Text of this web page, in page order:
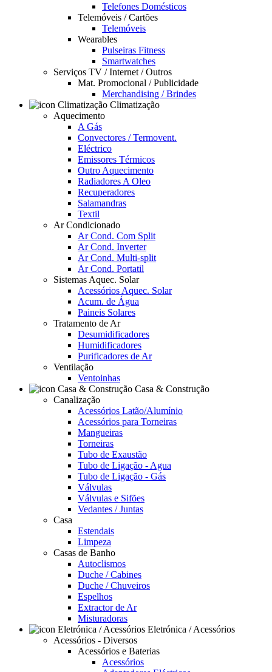
Telefones Domésticos
Telemóveis / Cartões
Telemóveis
Wearables
Pulseiras Fitness
Smartwatches
Serviços TV / Internet / Outros
Mat. Promocional / Publicidade
Merchandising / Brindes
Climatização
Aquecimento
A Gás
Convectores / Termovent.
Eléctrico
Emissores Térmicos
Outro Aquecimento
Radiadores A Oleo
Recuperadores
Salamandras
Textil
Ar Condicionado
Ar Cond. Com Split
Ar Cond. Inverter
Ar Cond. Multi-split
Ar Cond. Portatil
Sistemas Aquec. Solar
Acessórios Aquec. Solar
Acum. de Água
Paineis Solares
Tratamento de Ar
Desumidificadores
Humidificadores
Purificadores de Ar
Ventilação
Ventoinhas
Casa & Construção
Canalização
Acessórios Latão/Alumínio
Acessórios para Torneiras
Mangueiras
Torneiras
Tubo de Exaustão
Tubo de Ligação - Agua
Tubo de Ligação - Gás
Válvulas
Válvulas e Sifões
Vedantes / Juntas
Casa
Estendais
Limpeza
Casas de Banho
Autoclismos
Duche / Cabines
Duche / Chuveiros
Espelhos
Extractor de Ar
Misturadoras
Eletrónica / Acessórios
Acessórios - Diversos
Acessórios e Baterias
Acessórios